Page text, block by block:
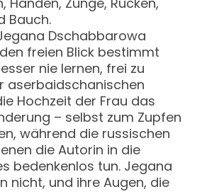
Bauch.
Dschabbarowa
freien Blick bestimmt
nie lernen, frei zu
aserbaidschanischen
Hochzeit der Frau das
– selbst zum Zupfen
während die russischen
die Autorin in die
bedenkenlos tun. Jegana
nicht, und ihre Augen, die